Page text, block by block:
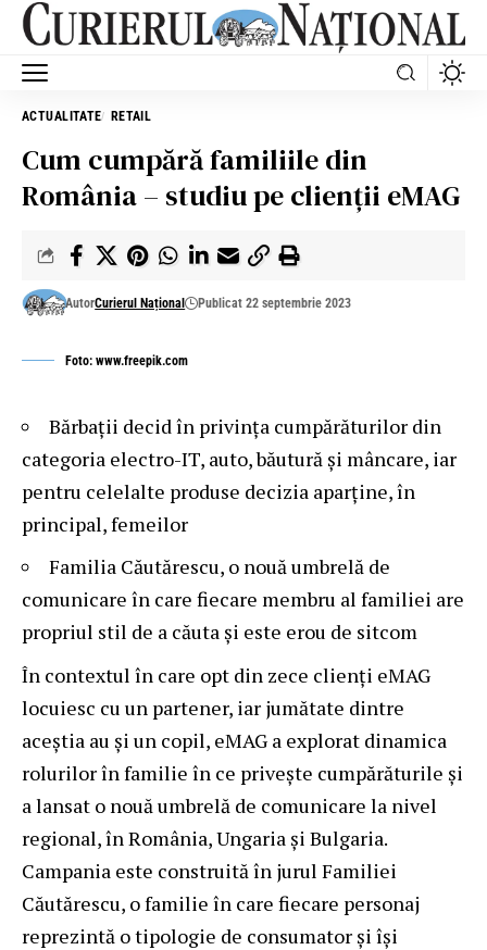
ACTUALITATE RETAIL
Cum cumpără familiile din
România – studiu pe clienții eMAG
AutorCurierul Național Publicat 22 septembrie 2023
Foto: www.freepik.com
Bărbații decid în privința cumpărăturilor din
categoria electro-IT, auto, băutură și mâncare, iar
pentru celelalte produse decizia aparține, în
principal, femeilor
Familia Căutărescu, o nouă umbrelă de
comunicare în care fiecare membru al familiei are
propriul stil de a căuta și este erou de sitcom
În contextul în care opt din zece clienți eMAG
locuiesc cu un partener, iar jumătate dintre
aceștia au și un copil, eMAG a explorat dinamica
rolurilor în familie în ce privește cumpărăturile și
a lansat o nouă umbrelă de comunicare la nivel
regional, în România, Ungaria și Bulgaria.
Campania este construită în jurul Familiei
Căutărescu, o familie în care fiecare personaj
reprezintă o tipologie de consumator și își